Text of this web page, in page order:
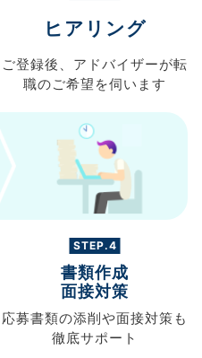
ヒアリング
ご登録後、 アドバイザーが転
職のご希望を伺います
STEP.4
書類作成
面接対策
応募書類の添削や面接対策も
徹底サポート